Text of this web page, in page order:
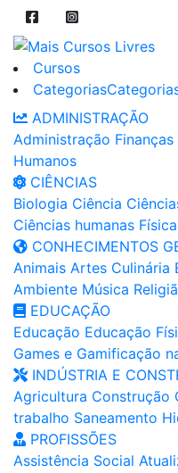
Cursos
Categorias
ADMINISTRAÇÃO
Administração Finanças
Humanos
CIÊNCIAS
Biologia Ciência
Ciências humanas
CONHECIMENTOS
Animais Artes Culinária
Ambiente Música
EDUCAÇÃO
Educação Educação
Games e Gamificação
INDÚSTRIA E
Agricultura Construção
trabalho Saneamento
PROFISSÕES
Assistência Social